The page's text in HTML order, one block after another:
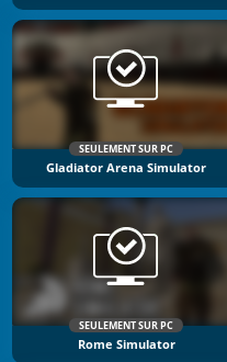
SEULEMENT SUR PC
Gladiator Arena Simulator
SEULEMENT SUR PC
Rome Simulator